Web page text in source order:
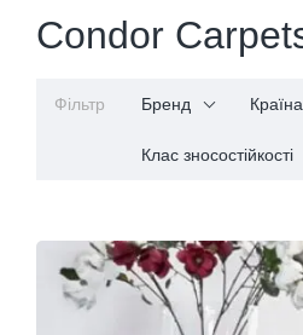
Condor
Фільтр Бренд
Клас зносостійкості